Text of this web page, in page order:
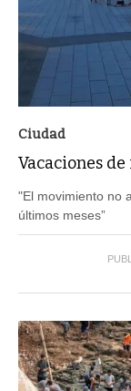
Ciudad
Vacaciones
"El movimiento no
últimos meses”